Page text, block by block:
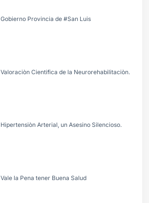
Gobierno Provincia de #San Luis
Valoraciòn Cientifica de la Neurorehabilitaciòn.
Hipertensiòn Arterial, un Asesino Silencioso.
Vale la Pena tener Buena Salud